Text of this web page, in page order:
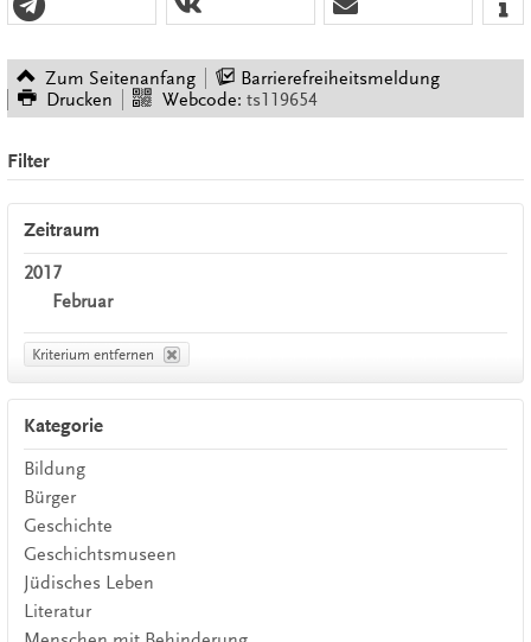
Zum Seitenanfang
Barrierefreiheitsmeldung
Drucken
Webcode: ts119654
Filter
Zeitraum
2017
Februar
Kriterium entfernen
Kategorie
Bildung
Bürger
Geschichte
Geschichtsmuseen
Jüdisches Leben
Literatur